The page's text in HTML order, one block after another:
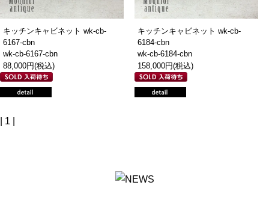
キッチンキャビネット wk-cb-
6167-cbn
wk-cb-6167-cbn
88,000円(税込)
キッチンキャビネット wk-cb-
6184-cbn
wk-cb-6184-cbn
158,000円(税込)
| 1 |